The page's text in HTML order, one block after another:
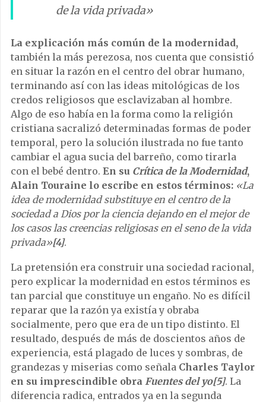
de la vida privada»
La explicación más común de la modernidad,
también la más perezosa, nos cuenta que consistió
en situar la razón en el centro del obrar humano,
terminando así con las ideas mitológicas de los
credos religiosos que esclavizaban al hombre.
Algo de eso había en la forma como la religión
cristiana sacralizó determinadas formas de poder
temporal, pero la solución ilustrada no fue tanto
cambiar el agua sucia del barreño, como tirarla
con el bebé dentro. En su Crítica de la Modernidad,
Alain Touraine lo escribe en estos términos: «La
idea de modernidad substituye en el centro de la
sociedad a Dios por la ciencia dejando en el mejor de
los casos las creencias religiosas en el seno de la vida
privada»[4].
La pretensión era construir una sociedad racional,
pero explicar la modernidad en estos términos es
tan parcial que constituye un engaño. No es difícil
reparar que la razón ya existía y obraba
socialmente, pero que era de un tipo distinto. El
resultado, después de más de doscientos años de
experiencia, está plagado de luces y sombras, de
grandezas y miserias como señala Charles Taylor
en su imprescindible obra Fuentes del yo[5]. La
diferencia radica, entrados ya en la segunda